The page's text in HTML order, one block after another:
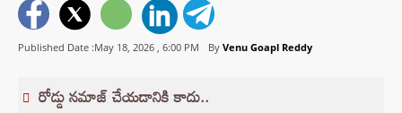
Published Date :May 18, 2026 , 6:00 PM By Venu Goapl Reddy
రోడ్డు నమాజ్ చేయడానికి కాదు..